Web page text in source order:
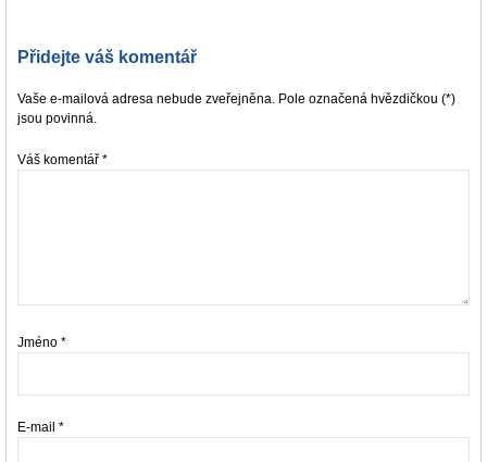
Přidejte váš komentář
Vaše e-mailová adresa nebude zveřejněna. Pole označená hvězdičkou (*)
jsou povinná.
Váš komentář *
Jméno *
E-mail *